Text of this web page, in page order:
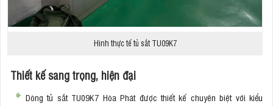
Hình thực tế tủ sắt TU09K7
Thiết kế sang trọng, hiện đại
Dòng tủ sắt TU09K7 Hòa Phát được thiết kế chuyên biệt với kiểu